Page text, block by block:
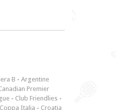
B - Argentine
Premier
- Club Friendlies -
Coppa Italia - Croatia